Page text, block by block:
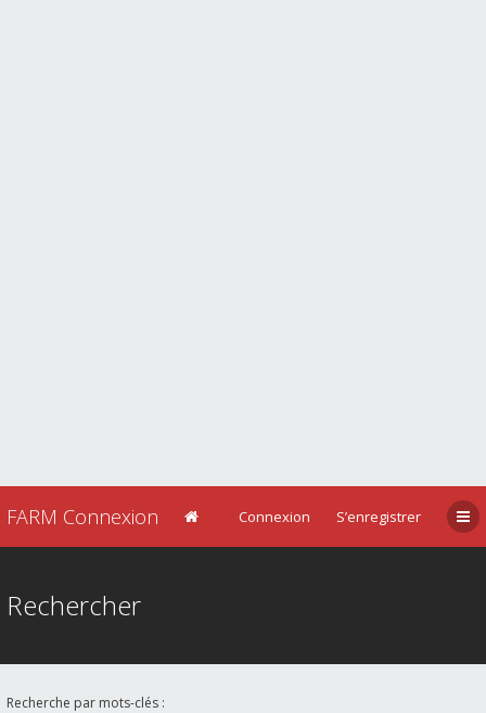
FARM Connexion Connexion S’enregistrer
Rechercher
Recherche par mots-clés :